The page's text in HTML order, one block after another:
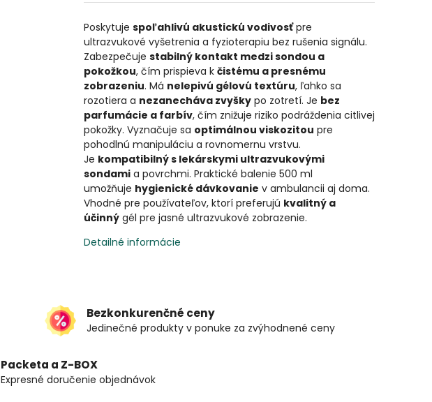
Poskytuje spoľahlivú akustickú vodivosťpre
ultrazvukové vyšetrenia a fyzioterapiu bez rušenia signálu.
Zabezpečuje stabilný kontakt medzi sondou a
pokožkou, čím prispieva k čistému a presnému
zobrazeniu. Má nelepivú gélovú textúru, ľahko sa
rozotiera a nezanecháva zvyškypo zotretí. Je bez
parfumácie a farbív, čím znižuje riziko podráždenia citlivej
pokožky. Vyznačuje sa optimálnou viskozitou pre
pohodlnú manipuláciu a rovnomernu vrstvu.
Je kompatibilný s lekárskymi ultrazvukovými
sondamia povrchmi. Praktické balenie 500 ml
umožňuje hygienické dávkovanie v ambulancii aj doma.
Vhodné pre používateľov, ktorí preferujú kvalitný a
účinnýgél pre jasné ultrazvukové zobrazenie.
Detailné informácie
Bezkonkurenčné ceny
Jedinečné produkty v ponuke za zvýhodnené ceny
Packeta a Z-BOX
Expresné doručenie objednávok